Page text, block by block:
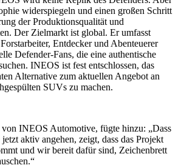
widerspiegeln und einen großen Schritt
der Produktionsqualität und
Der Zielmarkt ist global. Er umfasst
Entdecker und Abenteuerer
Defender-Fans, die eine authentische
INEOS ist fest entschlossen, das
Alternative zum aktuellen Angebot an
SUVs zu machen.
INEOS Automotive, fügte hinzu: „Dass
aktiv angehen, zeigt, dass das Projekt
und wir bereit dafür sind, Zeichenbrett